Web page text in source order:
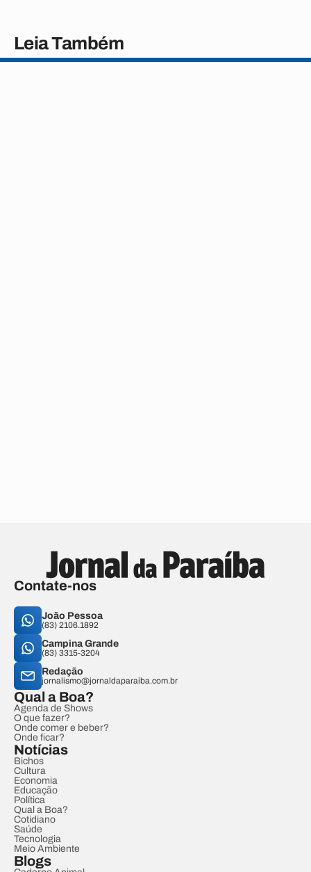
Leia Também
Contate-nos
João Pessoa
(83) 2106.1892
Campina Grande
(83) 3315-3204
Redação
jornalismo@jornaldaparaiba.com.br
Qual a Boa?
Agenda de Shows
O que fazer?
Onde comer e beber?
Onde ficar?
Notícias
Bichos
Cultura
Economia
Educação
Política
Qual a Boa?
Cotidiano
Saúde
Tecnologia
Meio Ambiente
Blogs